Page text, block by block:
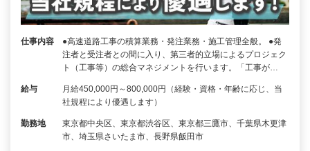
仕事内容
●高速道路工事の積算業務・発注業務・施工管理全般。 ●発
注者と受注者との間に入り、第三者的立場によるプロジェク
ト（工事等）の総合マネジメントを行います。「工事が…
給与
月給450,000円～800,000円（経験・資格・年齢に応じ、当
社規程により優遇します）
勤務地
東京都中央区、東京都渋谷区、東京都三鷹市、千葉県木更津
市、埼玉県さいたま市、長野県飯田市